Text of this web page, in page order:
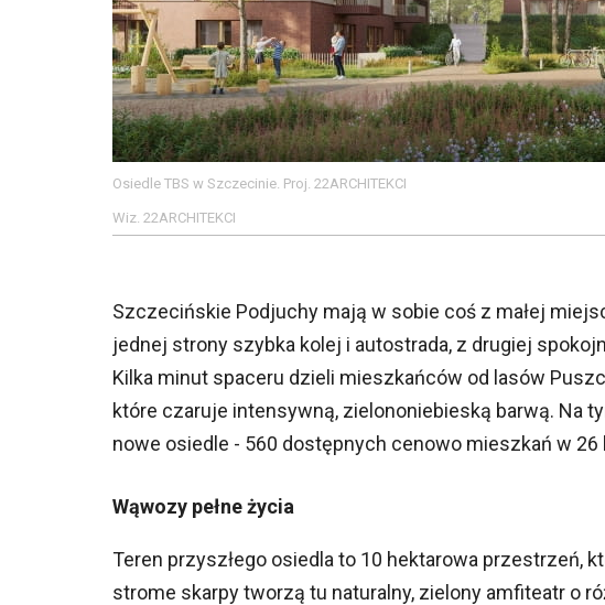
Osiedle TBS w Szczecinie. Proj. 22ARCHITEKCI
Wiz. 22ARCHITEKCI
Szczecińskie Podjuchy mają w sobie coś z małej
jednej strony szybka kolej i autostrada, z drugiej
Kilka minut spaceru dzieli mieszkańców od lasów
które czaruje intensywną, zielononiebieską barwą. Na
nowe osiedle - 560 dostępnych cenowo mieszkań w 26
Wąwozy pełne życia
Teren przyszłego osiedla to 10 hektarowa przestrzeń,
strome skarpy tworzą tu naturalny, zielony amfiteatr o